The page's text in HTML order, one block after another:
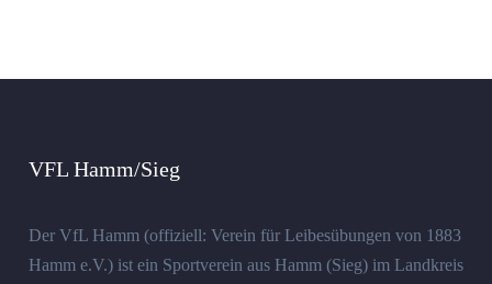
VFL Hamm/Sieg
Der VfL Hamm (offiziell: Verein für Leibesübungen von 1883
Hamm e.V.) ist ein Sportverein aus Hamm (Sieg) im Landkreis